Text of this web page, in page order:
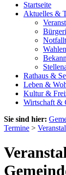
Startseite
Aktuelles &
Wahlen
Rathaus &
Leben &
Kultur &
Wirtschaft &
Sie sind hier:
Termine >